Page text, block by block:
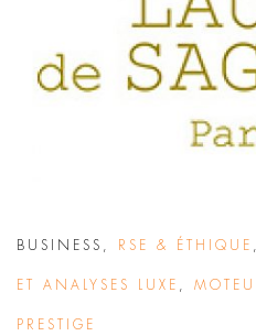
BUSINESS RSE & ÉTHIQUE
ET ANALYSES LUXE
PRESTIGE